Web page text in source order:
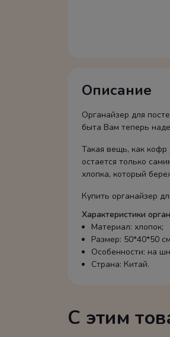
Описание
Органайзер для
быта Вам теперь
Такая вещь, как
остается только
хлопка, который
Купить органайзер
Характеристики
Материал: хлопок;
Размер: 50*40*50
Особенности: на
Страна: Китай.
С этим